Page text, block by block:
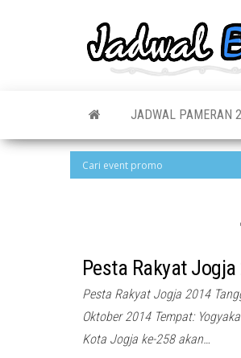
JADWAL PAMERAN
Pesta Rakyat
Pesta Rakyat Jogja 2014
Oktober 2014 Tempat:
Kota Jogja ke-258 akan…